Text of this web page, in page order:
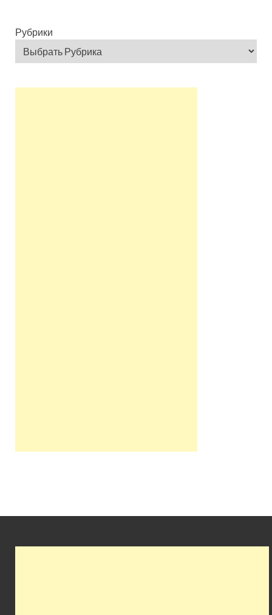
Рубрики